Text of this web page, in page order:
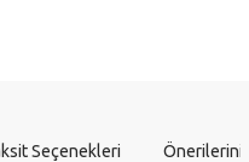
Seçenekleri